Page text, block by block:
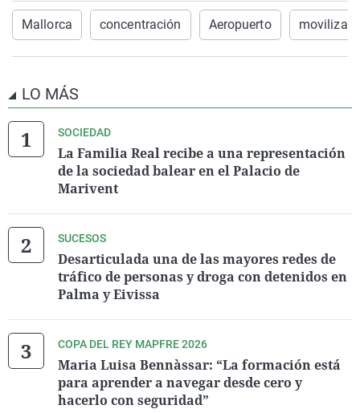
Mallorca concentración Aeropuerto
LO MÁS
SOCIEDAD
La Familia Real recibe a una representación
de la sociedad balear en el Palacio de
Marivent
SUCESOS
Desarticulada una de las mayores redes de
tráfico de personas y droga con detenidos en
Palma y Eivissa
COPA DEL REY MAPFRE 2026
Maria Luisa Bennàssar: “La formación está
para aprender a navegar desde cero y
hacerlo con seguridad”